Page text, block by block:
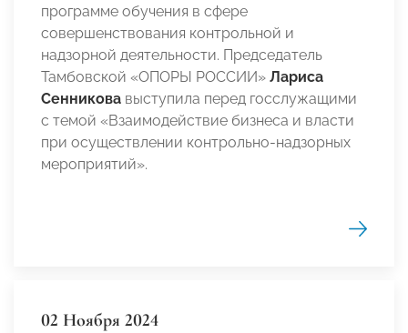
программе обучения в сфере
совершенствования контрольной и
надзорной деятельности. Председатель
Тамбовской «ОПОРЫ РОССИИ» Лариса
Сенникова выступила перед госслужащими
с темой «Взаимодействие бизнеса и власти
при осуществлении контрольно-надзорных
мероприятий».
02 Ноября 2024